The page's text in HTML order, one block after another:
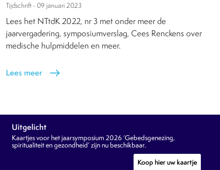
Tijdschrift - 09 januari 2023
Lees het NTtdK 2022, nr 3 met onder meer de
jaarvergadering, symposiumverslag, Cees Renckens over
medische hulpmiddelen en meer.
Lees meer east
Uitgelicht
Kaartjes voor het jaarsymposium 2026 ‘Gebedsgenezing,
spiritualiteit en gezondheid’ zijn nu beschikbaar.
Koop hier uw kaartje